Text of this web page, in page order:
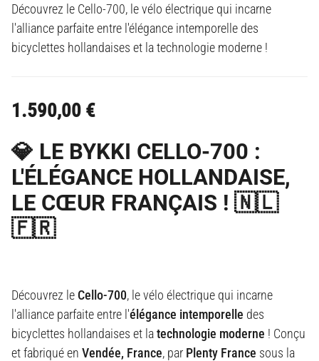
Découvrez le Cello-700, le vélo électrique qui incarne
l'alliance parfaite entre l'élégance intemporelle des
bicyclettes hollandaises et la technologie moderne !
1.590,00 €
💎 LE BYKKI CELLO-700 :
L'ÉLÉGANCE HOLLANDAISE,
LE CŒUR FRANÇAIS ! 🇳🇱
🇫🇷
Découvrez le Cello-700, le vélo électrique qui incarne
l'alliance parfaite entre l'élégance intemporelle des
bicyclettes hollandaises et latechnologie moderne ! Conçu
et fabriqué en Vendée, France, par Plenty France sous la